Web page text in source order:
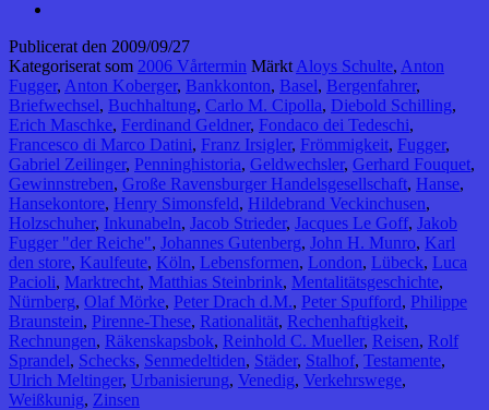
Publicerat den 2009/09/27
Kategoriserat som 2006 Vårtermin Märkt Aloys Schulte, Anton
Fugger, Anton Koberger, Bankkonton, Basel, Bergenfahrer,
Briefwechsel, Buchhaltung, Carlo M. Cipolla, Diebold Schilling,
Erich Maschke, Ferdinand Geldner, Fondaco dei Tedeschi,
Francesco di Marco Datini, Franz Irsigler, Frömmigkeit, Fugger,
Gabriel Zeilinger, Penninghistoria, Geldwechsler, Gerhard Fouquet,
Gewinnstreben, Große Ravensburger Handelsgesellschaft, Hanse,
Hansekontore, Henry Simonsfeld, Hildebrand Veckinchusen,
Holzschuher, Inkunabeln, Jacob Strieder, Jacques Le Goff, Jakob
Fugger "der Reiche", Johannes Gutenberg, John H. Munro, Karl
den store, Kaulfeute, Köln, Lebensformen, London, Lübeck, Luca
Pacioli, Marktrecht, Matthias Steinbrink, Mentalitätsgeschichte,
Nürnberg, Olaf Mörke, Peter Drach d.M., Peter Spufford, Philippe
Braunstein, Pirenne-These, Rationalität, Rechenhaftigkeit,
Rechnungen, Räkenskapsbok, Reinhold C. Mueller, Reisen, Rolf
Sprandel, Schecks, Senmedeltiden, Städer, Stalhof, Testamente,
Ulrich Meltinger, Urbanisierung, Venedig, Verkehrswege,
Weißkunig, Zinsen